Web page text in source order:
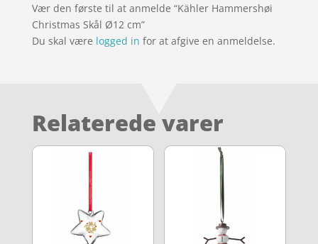
Vær den første til at anmelde “Kähler Hammershøi
Christmas Skål Ø12 cm”
Du skal være logged in for at afgive en anmeldelse.
Relaterede varer